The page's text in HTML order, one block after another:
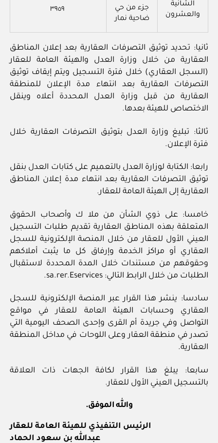
الشانية
والعشرون
جزء من حي
ضاحية نمار
ثانيا: تحديد توثيق التصرفات العقارية بعد إعلان المناطق
العقارية من خلال وزارة العدل والهيئة العامة للعقار
(السجل العقاري) خلال فترة التسجيل ويتم إيقاف توثيق
التصرفات العقارية بعد انتهاء مدة الإعلان للمنطقة
العقارية من قبل وزارة العدل المحددة أعلاه وينقل
الاختصاص للهيئة بعدها.
ثالثا: تبليغ وزارة العدل بتوثيق التصرفات العقارية خلال
فترة الإعلان.
رابعا: الكتابة لوزارة العدل بالتعميم على كتابات العدل بنقل
توثيق التصرفات العقارية بعد انتهاء مدة إعلان المناطق
العقارية إلى الهيئة العامة للعقار.
خامسا: على ذوي الشأن من ملا ك وأصحاب الحقوق
المتعلقة بهذه المناطق العقارية تقديم طلبات التسجيل
العيني الأول للعقار من خلال المنصة الإلكترونية للسجل
العقاري أو مراكز الخدمة وإرفاق كل ما يثبت أملاكهم
وحقوقهم من مستندات خلال المدة المحددة لاستقبال
الطلبات من خلال الرابط التالي: sa.rer.Eservices.
سادسا: ينشر هذا القرار عبر المنصة الإلكترونية للسجل
العقاري وحسابات الهيئة العامة للعقار في مواقع
التواصل وفي جريدة أم القرى وإحدى الصحف اليومية التي
تصدر في منطقة العقار وعلى اللوحات في مداخل المنطقة
العقارية.
سابعا: يبلغ هذا القرار لكافة الجهات ذات العلاقة
بالتسجيل العيني الأول للعقار.
والله الموفق.
الرئيس التنفيذي للهيئة العامة للعقار
عبدالله بن سعود الحماد